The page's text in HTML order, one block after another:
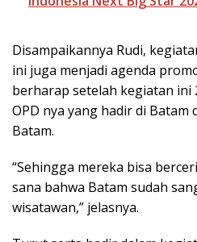
Disampaikannya Rudi,
ini juga menjadi agenda
berharap setelah kegiatan ini
OPD nya yang hadir di
Batam.
“Sehingga mereka bisa
sana bahwa Batam sudah
wisatawan,” jelasnya.